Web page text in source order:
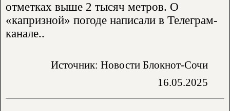
отметках выше 2 тысяч метров. О
«капризной» погоде написали в Телеграм-
канале..
Источник: Новости Блокнот-Сочи
16.05.2025